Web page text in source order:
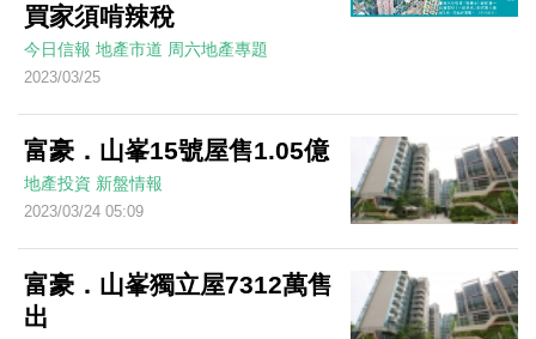
買家須啃辣稅
今日信報 地產市道 周六地產專題
2023/03/25
富豪．山峯15號屋售1.05億
地產投資 新盤情報
2023/03/24 05:09
富豪．山峯獨立屋7312萬售
出